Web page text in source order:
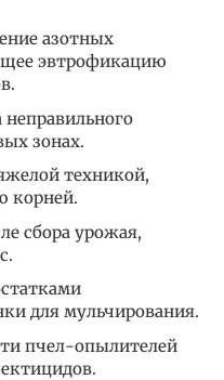
азотных
эвтрофикацию
неправильного
зонах.
техникой,
корней.
сбора урожая,
для мульчирования.
пчел-опылителей